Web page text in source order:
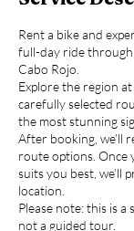
Rent a bike and
full-day ride
Cabo Rojo.
Explore the region
carefully selected
the most stunning
After booking, we’ll
route options. Once
suits you best, we’ll
location.
Please note: this is a